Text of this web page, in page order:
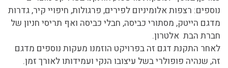
נוספים: רצפות אלומיניום לפירים, פרגולות, חיפויי קיר, גדרות
מדגם הייטק, מסתורי כביסה, חבלי כביסה ואף תריסי חניון של
חברת הבת אלטרון.
לאחר התקנת דגם זה בפרויקט הוזמנו מעקות נוספים מדגם
זה, שנהיה פופולרי בשל עיצובו הנקי ועמידותו לאורך זמן.